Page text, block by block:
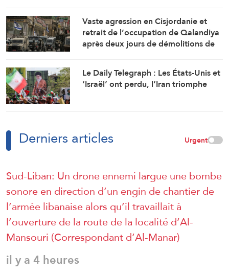
Vaste agression en Cisjordanie et
retrait de l’occupation de Qalandiya
après deux jours de démolitions de
Le Daily Telegraph : Les États-Unis et
‘Israël’ ont perdu, l’Iran triomphe
Derniers articles Urgent
Sud-Liban: Un drone ennemi largue une bombe
sonore en direction d’un engin de chantier de
l’armée libanaise alors qu’il travaillait à
l’ouverture de la route de la localité d’Al-
Mansouri (Correspondant d’Al-Manar)
il y a 4 heures